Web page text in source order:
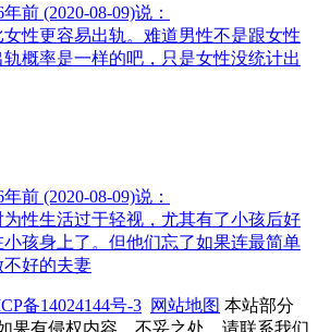
年前 (2020-08-09)说：
性更容易出轨。难道男性不是跟女性
概率是一样的吧，只是女性没统计出
年前 (2020-08-09)说：
性生活过于轻视，尤其有了小孩后好
孩身上了。但他们忘了如果连最简单
不好的夫妻
备14024144号-3 网站地图 本站部分
果有侵权内容、不妥之处，请联系我们